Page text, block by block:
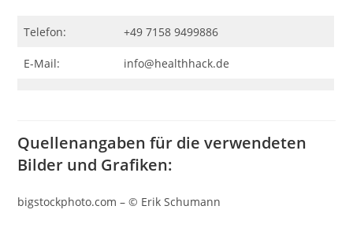
Telefon: +49 7158 9499886
E-Mail: info@healthhack.de
Quellenangaben für die verwendeten
Bilder und Grafiken:
bigstockphoto.com – © Erik Schumann